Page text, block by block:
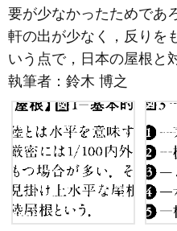
要が少なかったためであ
軒の出が少なく，反りを
いう点で，日本の屋根と
執筆者： 鈴木 博之